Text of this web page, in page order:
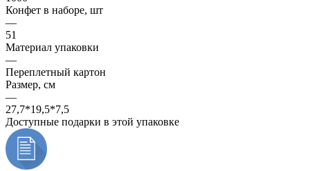
Конфет в наборе, шт
—
51
Материал упаковки
—
Переплетный картон
Размер, см
—
27,7*19,5*7,5
Доступные подарки в этой упаковке